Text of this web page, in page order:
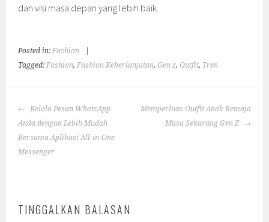
dan visi masa depan yang lebih baik.
Posted in: Fashion
Tagged: Fashion, Fashion Keberlanjutan,Gen z,Outfit, Tren
POST
NAVIGATION
Kelola Pesan WhatsApp
Anda dengan Lebih Mudah
Bersama Aplikasi All-in-One
Messenger
Memperluas Outfit Anak Remaja
Masa Sekarang Gen Z
TINGGALKAN BALASAN